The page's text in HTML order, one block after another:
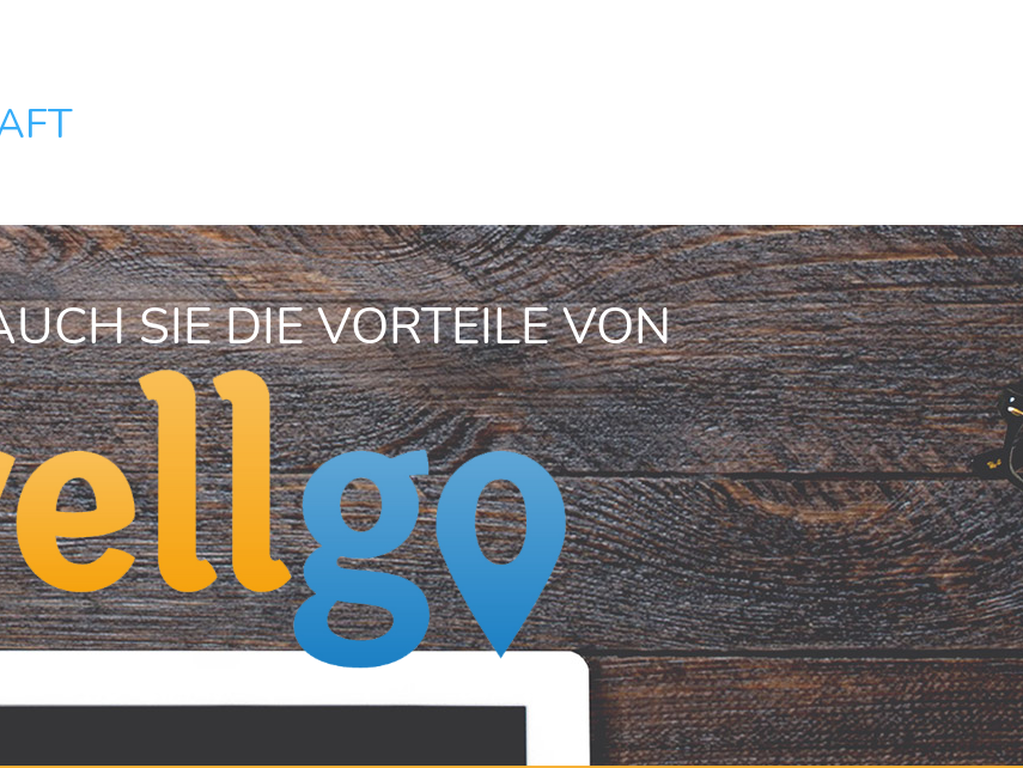
SIE DIE VORTEILE VON